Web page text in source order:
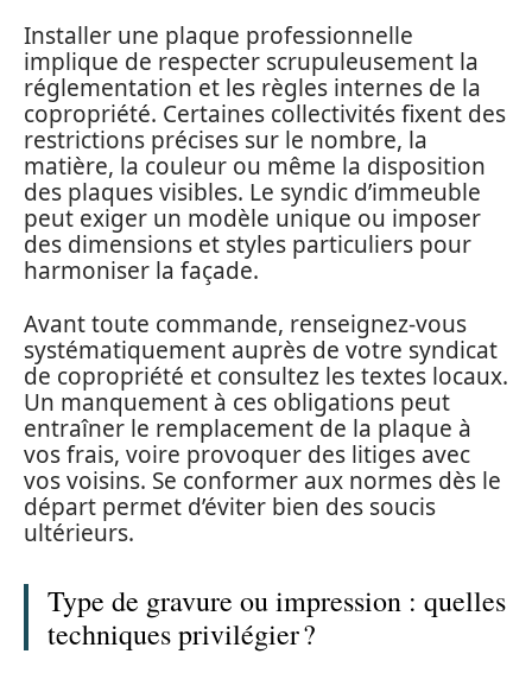
Installer une plaque professionnelle
implique de respecter scrupuleusement la
réglementation et les règles internes de la
copropriété. Certaines collectivités fixent des
restrictions précises sur le nombre, la
matière, la couleur ou même la disposition
des plaques visibles. Le syndic d’immeuble
peut exiger un modèle unique ou imposer
des dimensions et styles particuliers pour
harmoniser la façade.
Avant toute commande, renseignez-vous
systématiquement auprès de votre syndicat
de copropriété et consultez les textes locaux.
Un manquement à ces obligations peut
entraîner le remplacement de la plaque à
vos frais, voire provoquer des litiges avec
vos voisins. Se conformer aux normes dès le
départ permet d’éviter bien des soucis
ultérieurs.
Type de gravure ou impression : quelles
techniques privilégier ?